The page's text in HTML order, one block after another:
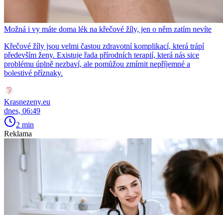
Možná i vy máte doma lék na křečové žíly, jen o něm zatím nevíte
Křečové žíly jsou velmi častou zdravotní komplikací, která trápí
především ženy. Existuje řada přírodních terapií, která nás sice
problému úplně nezbaví, ale pomůžou zmírnit nepříjemné a
bolestivé příznaky.
Krasnezeny.eu
dnes, 06:49
2 min
Reklama